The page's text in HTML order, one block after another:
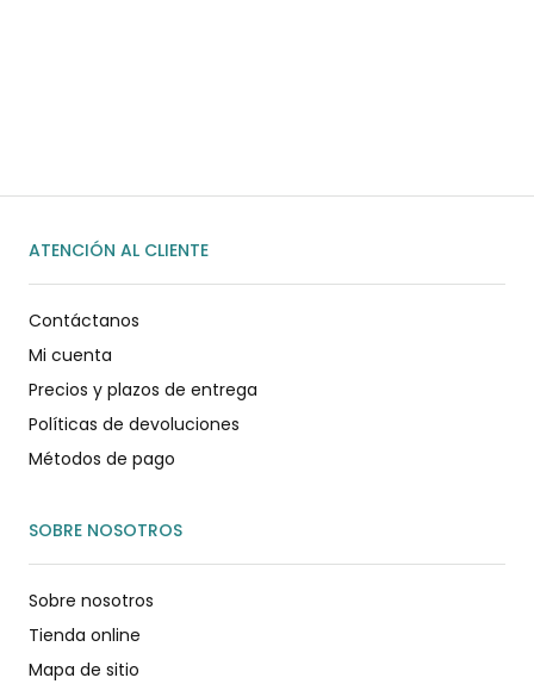
ATENCIÓN AL CLIENTE
Contáctanos
Mi cuenta
Precios y plazos de entrega
Políticas de devoluciones
Métodos de pago
SOBRE NOSOTROS
Sobre nosotros
Tienda online
Mapa de sitio